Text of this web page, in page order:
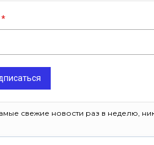
свежие новости раз в неделю,